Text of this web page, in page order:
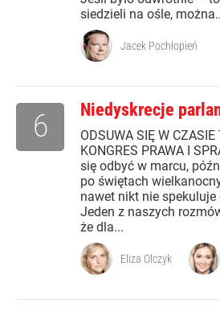
siedzieli na ośle,
Jacek Pochłopień
Niedyskrecje
ODSUWA SIĘ W CZASIE
KONGRES PRAWA I
się odbyć w marcu,
po świętach
nawet nikt nie spekuluje
Jeden z naszych
że dla...
6
Eliza Olczyk